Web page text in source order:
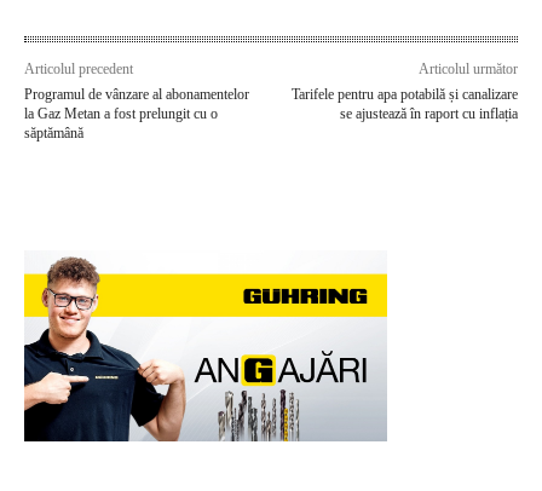
Articolul precedent
Programul de vânzare al abonamentelor
la Gaz Metan a fost prelungit cu o
săptămână
Articolul următor
Tarifele pentru apa potabilă și canalizare
se ajustează în raport cu inflația